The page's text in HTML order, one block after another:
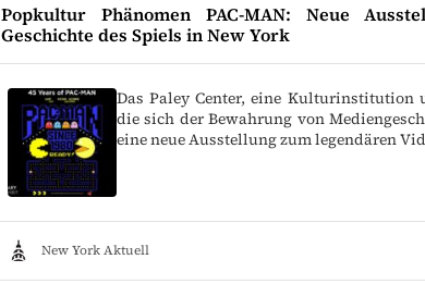
Popkultur Phänomen PAC-MAN: Neue
Geschichte des Spiels in New York
Das Paley Center, eine Kulturinstitution
die sich der Bewahrung von
eine neue Ausstellung zum legendären
New York Aktuell